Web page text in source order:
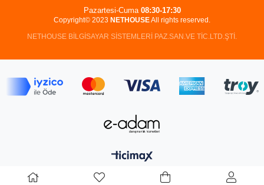
Copyright© 2023 NETHOUSEAll rights reserved.
NETHOUSE BİLGİSAYAR SİSTEMLERİ PAZ.SAN.VE TİC.LTD.ŞTİ.
Pazartesi-Cuma 08:30-17:30